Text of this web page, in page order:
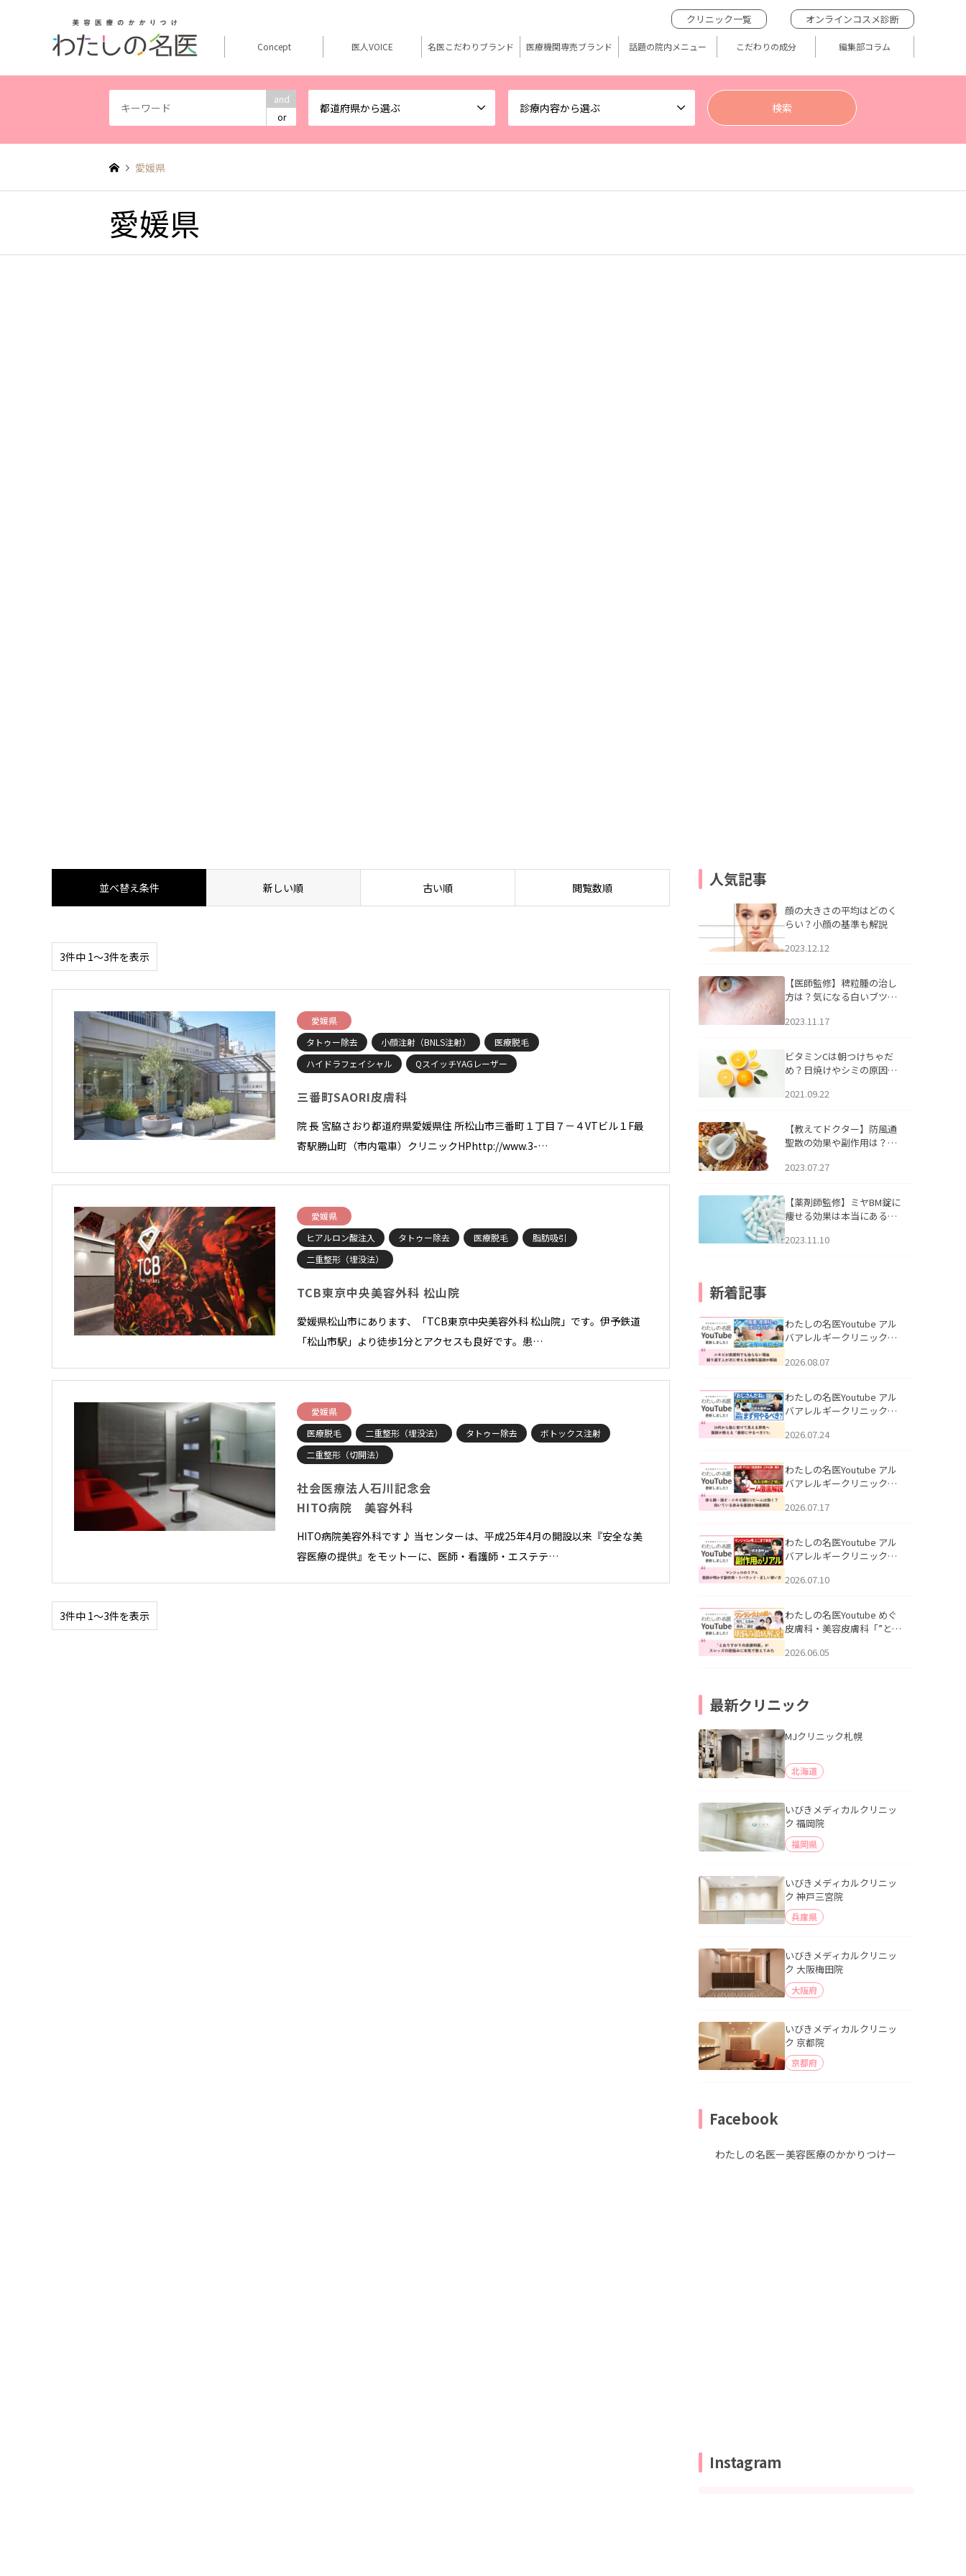
and
or
都道府県から選ぶ 診療内容から選ぶ
クリニック一覧 オンラインコスメ診断
Concept 医人VOICE 名医こだわりブランド 医療機関専売ブランド 話題の院内メニュー こだわりの成分 編集部コラム
愛媛県
愛媛県
並べ替え条件 新しい順 古い順 閲覧数順
3件中 1〜3件を表示
愛媛県
タトゥー除去
小顔注射（BNLS注射）
医療脱毛
ハイドラフェイシャル
QスイッチYAGレーザー
三番町SAORI皮膚科
院 長 宮脇さおり都道府県愛媛県住 所松山市三番町１丁目７－４VTビル１F最
寄駅勝山町（市内電車）クリニックHPhttp://www.3-…
愛媛県
ヒアルロン酸注入
タトゥー除去 医療脱毛
脂肪吸引
二重整形（埋没法）
TCB東京中央美容外科 松山院
愛媛県松山市にあります、「TCB東京中央美容外科 松山院」です。伊予鉄道
「松山市駅」より徒歩1分とアクセスも良好です。患…
愛媛県
医療脱毛
二重整形（埋没法） タトゥー除去
ボトックス注射
二重整形（切開法）
社会医療法人石川記念会
HITO病院 美容外科
HITO病院美容外科です♪ 当センターは、平成25年4月の開設以来『安全な美
容医療の提供』をモットーに、医師・看護師・エステテ…
3件中 1〜3件を表示
人気記事
顔の大きさの平均はどのく
らい？小顔の基準も解説
2023.12.12
【医師監修】稗粒腫の治し
方は？気になる白いブツブ
アについて
2023.11.17
ビタミンCは朝つけちゃだ
め？日焼けやシミの原因に
2021.09.22
【教えてドクター】防風通
聖散の効果や副作用は？長
2023.07.27
【薬剤師監修】ミヤBM錠に
痩せる効果は本当にある
2023.11.10
新着記事
わたしの名医Youtube アル
バアレルギークリニック札
らない理由｜繰り返す人が
説」を公開いたしました。
2026.08.07
わたしの名医Youtube アル
バアレルギークリニック札
える男性へ｜医師が教える
公開いたしました。
2026.07.24
わたしの名医Youtube アル
バアレルギークリニック札
跡にVビームは効く？向いて
説」を公開いたしました。
2026.07.17
わたしの名医Youtube アル
バアレルギークリニック札
医師が明かす副作用・リバ
公開いたしました。
2026.07.10
わたしの名医Youtube めぐ
皮膚科・美容皮膚科「”とお
ッズの肌悩みに本気で答え
2026.06.05
最新クリニック
MJクリニック札幌
北海道
いびきメディカルクリニッ
ク 福岡院
福岡県
いびきメディカルクリニッ
ク 神戸三宮院
兵庫県
いびきメディカルクリニッ
ク 大阪梅田院
大阪府
いびきメディカルクリニッ
ク 京都院
京都府
Facebook
わたしの名医ー美容医療のかかりつけー
Instagram